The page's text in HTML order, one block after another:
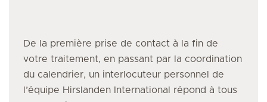
De la première prise de contact à la fin de
votre traitement, en passant par la coordination
du calendrier, un interlocuteur personnel de
l’équipe Hirslanden International répond à tous